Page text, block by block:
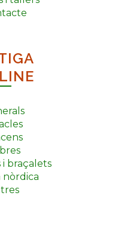
i braçalets
nòrdica